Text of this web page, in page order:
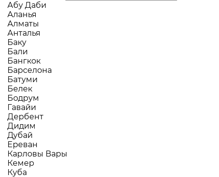
Абу Даби
Аланья
Алматы
Анталья
Баку
Бали
Бангкок
Барселона
Батуми
Белек
Бодрум
Гавайи
Дербент
Дидим
Дубай
Ереван
Карловы Вары
Кемер
Куба